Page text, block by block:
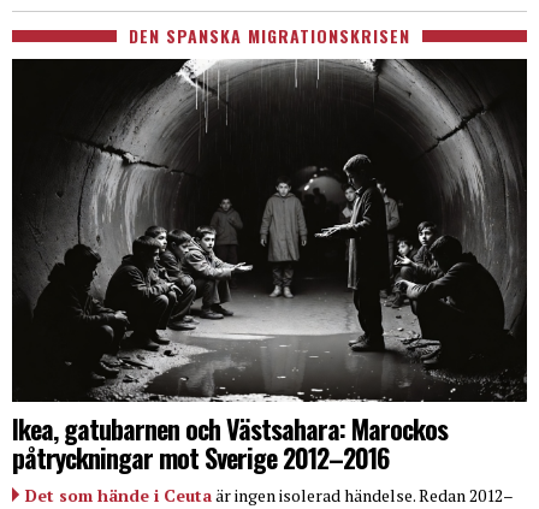
DEN SPANSKA MIGRATIONSKRISEN
Ikea, gatubarnen och Västsahara: Marockos
påtryckningar mot Sverige 2012–2016
Det som hände i Ceutaär ingen isolerad händelse. Redan 2012–